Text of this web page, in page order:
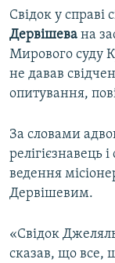
Усі сайти RFE/
Свідок у справі
Дервішева на
Мирового суду
не давав
опитування,
За словами
релігієзнавець
ведення
Дервішевим.
«Свідок
сказав, що все,